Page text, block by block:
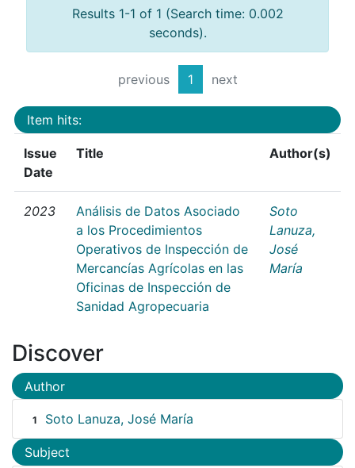
Results 1-1 of 1 (Search time: 0.002
seconds).
previous 1 next
Item hits:
Issue
Date
Title Author(s)
2023
Análisis de Datos Asociado
a los Procedimientos
Operativos de Inspección de
Mercancías Agrícolas en las
Oficinas de Inspección de
Sanidad Agropecuaria
Soto
Lanuza,
José
María
Discover
Author
1 Soto Lanuza, José María
Subject